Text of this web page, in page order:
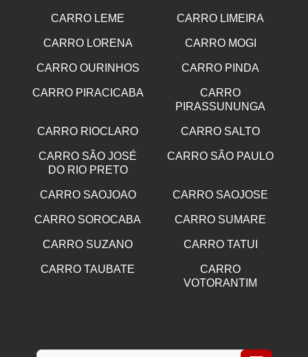
CARRO LEME CARRO LIMEIRA
CARRO LORENA CARRO MOGI
CARRO OURINHOS CARRO PINDA
CARRO PIRACICABA
CARRO
PIRASSUNUNGA
CARRO RIOCLARO CARRO SALTO
CARRO SÃO JOSÉ
DO RIO PRETO
CARRO SÃO PAULO
CARRO SAOJOAO CARRO SAOJOSE
CARRO SOROCABA CARRO SUMARE
CARRO SUZANO CARRO TATUI
CARRO TAUBATE
CARRO
VOTORANTIM